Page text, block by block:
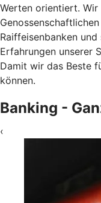
Werten orientiert.
Raiffeisenbanken
Erfahrungen unserer
Damit wir das Beste
können.
Banking -
‹